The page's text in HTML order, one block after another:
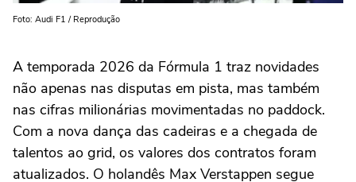
Foto: Audi F1 / Reprodução
A temporada 2026 da Fórmula 1 traz novidades
não apenas nas disputas em pista, mas também
nas cifras milionárias movimentadas no paddock.
Com a nova dança das cadeiras e a chegada de
talentos ao grid, os valores dos contratos foram
atualizados. O holandês Max Verstappen segue